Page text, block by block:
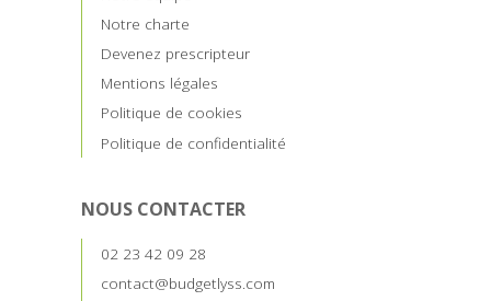
Notre charte
Devenez prescripteur
Mentions légales
Politique de cookies
Politique de confidentialité
NOUS CONTACTER
02 23 42 09 28
contact@budgetlyss.com